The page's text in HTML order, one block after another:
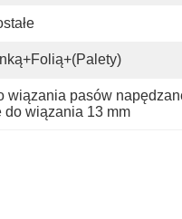
wiązania pasów
do wiązania 13 mm